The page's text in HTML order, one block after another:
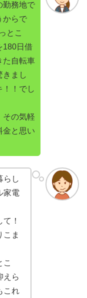
勤務地で
からで
とこ
180日借
た自転車
きまし
！！でし
その気軽
金と思い
らし
家電
！
こま
こ
えら
これ